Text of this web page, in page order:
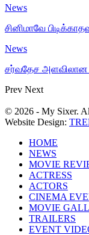
News
சினிமாவே
News
சர்வதேச அளவிலான
Prev Next
© 2026 - My Sixer.
Website Design:
HOME
NEWS
MOVIE
ACTRESS
ACTORS
CINEMA
MOVIE
TRAILERS
EVENT